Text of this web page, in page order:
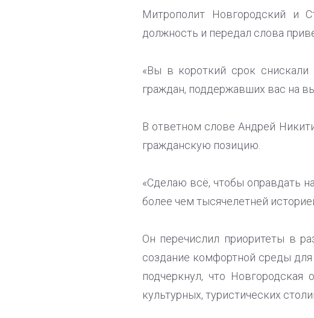
Митрополит Новгородский и
должность и передал слова
«Вы в короткий срок
граждан, поддержавших вас на
В ответном слове Андрей
гражданскую позицию.
«Сделаю всё, чтобы оправдать
более чем тысячелетней
Он перечислил приоритеты в
создание комфортной среды
подчеркнул, что
культурных, туристических